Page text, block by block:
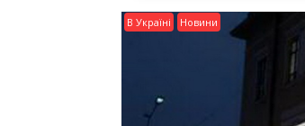
В Україні Новини